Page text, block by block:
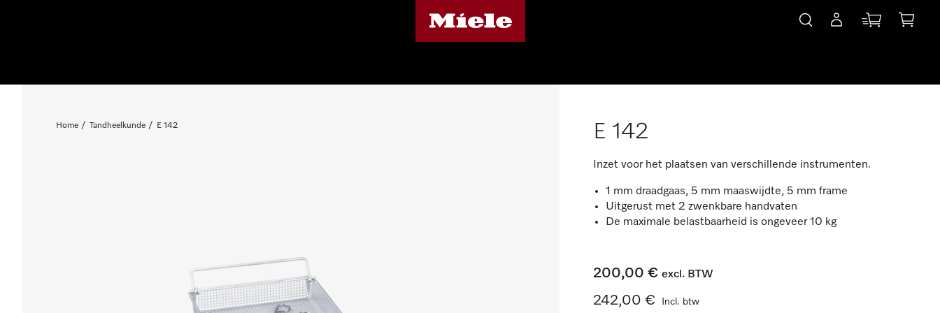
Home Tandheelkunde E 142 E 142
Inzet voor het plaatsen van verschillende instrumenten.
1 mm draadgaas, 5 mm maaswijdte, 5 mm frame
Uitgerust met 2 zwenkbare handvaten
De maximale belastbaarheid is ongeveer 10 kg
200,00 € excl. BTW
242,00 € Incl. btw